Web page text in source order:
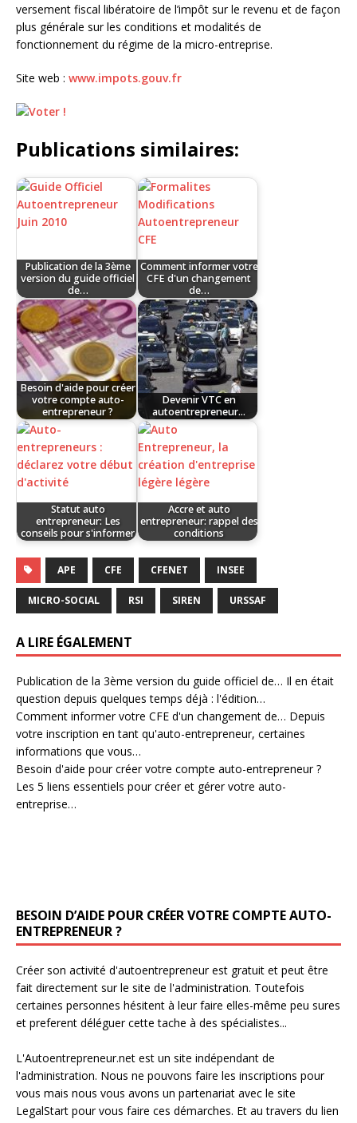
versement fiscal libératoire de l’impôt sur le revenu et de façon
plus générale sur les conditions et modalités de
fonctionnement du régime de la micro-entreprise.
Site web : www.impots.gouv.fr
Publications similaires:
Publication de la 3ème
version du guide officiel
de…
Comment informer votre
CFE d'un changement
de…
Besoin d'aide pour créer
votre compte auto-
entrepreneur ?
Devenir VTC en
autoentrepreneur...
Statut auto
entrepreneur: Les
conseils pour s'informer
Accre et auto
entrepreneur: rappel des
conditions
APE CFE CFENET INSEE
MICRO-SOCIAL RSI SIREN URSSAF
A LIRE ÉGALEMENT
Publication de la 3ème version du guide officiel de… Il en était
question depuis quelques temps déjà : l'édition…
Comment informer votre CFE d'un changement de… Depuis
votre inscription en tant qu'auto-entrepreneur, certaines
informations que vous…
Besoin d'aide pour créer votre compte auto-entrepreneur ?
Les 5 liens essentiels pour créer et gérer votre auto-
entreprise…
BESOIN D’AIDE POUR CRÉER VOTRE COMPTE AUTO-
ENTREPRENEUR ?
Créer son activité d'autoentrepreneur est gratuit et peut être
fait directement sur le site de l'administration. Toutefois
certaines personnes hésitent à leur faire elles-même peu sures
et preferent déléguer cette tache à des spécialistes...
L'Autoentrepreneur.net est un site indépendant de
l'administration. Nous ne pouvons faire les inscriptions pour
vous mais nous vous avons un partenariat avec le site
LegalStart pour vous faire ces démarches. Et au travers du lien